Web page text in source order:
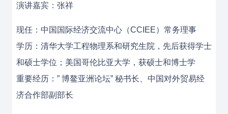
演讲嘉宾：张祥
现任：中国国际经济交流中心（CCIEE）常务理事
学历：清华大学工程物理系和研究生院，先后获得学士
和硕士学位；美国哥伦比亚大学，获硕士和博士学
重要经历：” 博鳌亚洲论坛” 秘书长、中国对外贸易经
济合作部副部长